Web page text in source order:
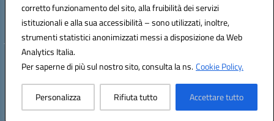
corretto funzionamento del sito, alla fruibilità dei servizi
istituzionali e alla sua accessibilità – sono utilizzati, inoltre,
strumenti statistici anonimizzati messi a disposizione da Web
Analytics Italia.
Per saperne di più sul nostro sito, consulta la ns.Cookie Policy.
Personalizza Rifiuta tutto Accettare tutto
VIA CESARÒ, 36 - 91016 ERICE - CASA SANTA (TP)
Telefono: 0923569559
Hosting & Powered by 3D Solution S.r.l.
Concept & Design by Designers Italia